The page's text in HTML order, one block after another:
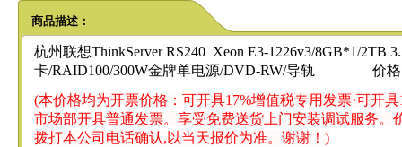
商品描述：
杭州联想ThinkServer RS240 Xeon E3-1226v3/8GB*1/2TB
卡/RAID100/300W金牌单电源/DVD-RW/导轨 价格
(本价格均为开票价格：可开具17%增值税专用发票·可开
市场部开具普通发票。享受免费送货上门安装调试服务。
拨打本公司电话确认,以当天报价为准。谢谢！)